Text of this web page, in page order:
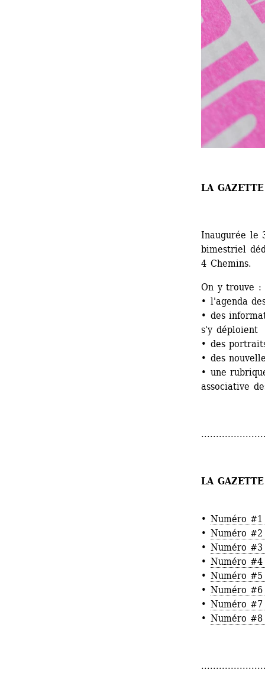
LA
Inaugurée le
bimestriel
4 Chemins.
On y trouve :
• l'agenda
• des
s'y déploient
• des
• des
• une
associative
LA
• Numéro
• Numéro
• Numéro
• Numéro
• Numéro
• Numéro
• Numéro
• Numéro